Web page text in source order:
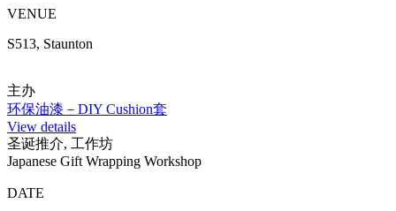
主办
View details
软雕塑工作坊
DATE
2015 年 12 月19日 (星期六)